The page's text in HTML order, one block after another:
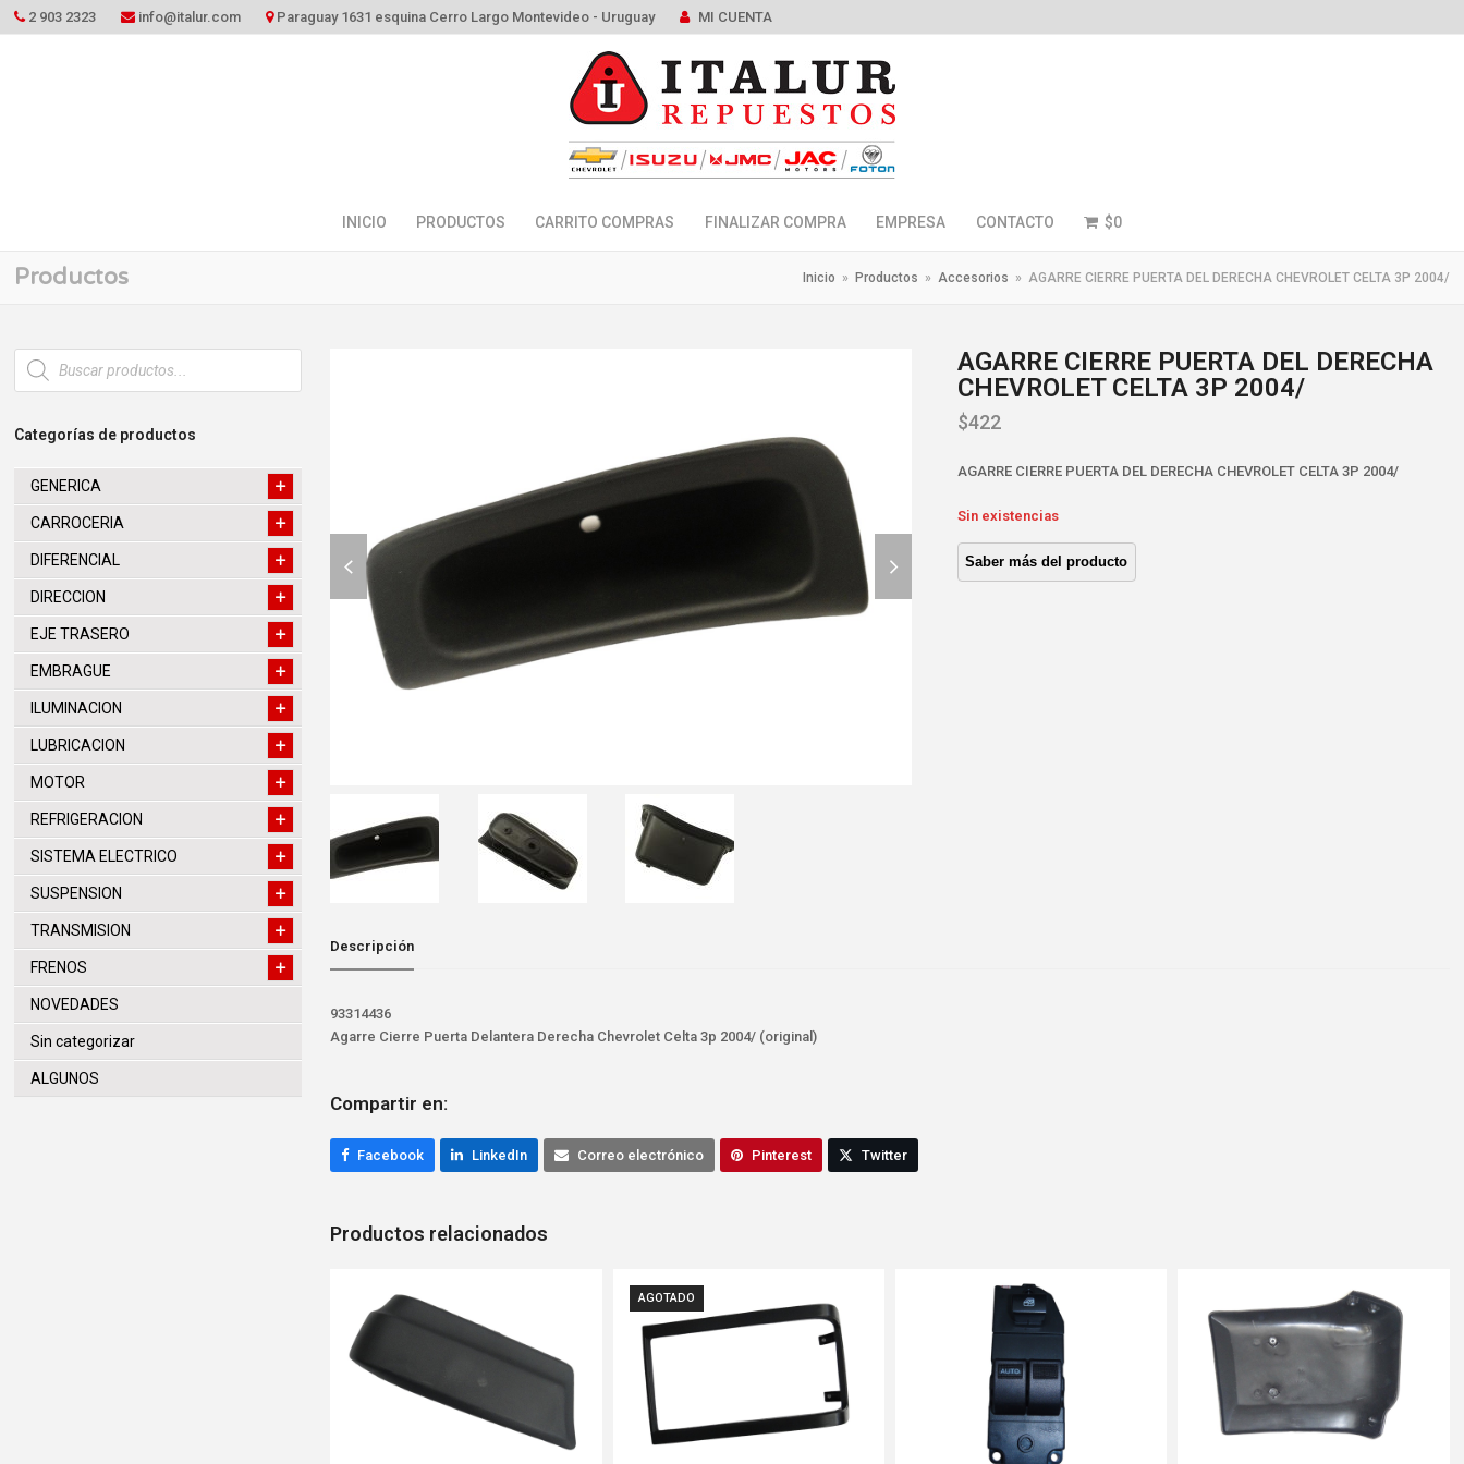
2 903 2323 info@italur.com Paraguay 1631 esquina Cerro Largo Montevideo - Uruguay MI CUENTA
INICIO PRODUCTOS CARRITO COMPRAS FINALIZAR COMPRA EMPRESA CONTACTO $0
Productos Inicio » Productos » Accesorios » AGARRE CIERRE PUERTA DEL DERECHA CHEVROLET CELTA 3P 2004/
previous
slide
slide
AGARRE CIERRE PUERTA DEL DERECHA
CHEVROLET CELTA 3P 2004/
$422
AGARRE CIERRE PUERTA DEL DERECHA CHEVROLET CELTA 3P 2004/
Sin existencias
Descripción
93314436
Agarre Cierre Puerta Delantera Derecha Chevrolet Celta 3p 2004/ (original)
Compartir en:
Facebook LinkedIn Correo electrónico Pinterest Twitter
Productos relacionados
AGOTADO
Búsqueda
de
productos
Categorías de productos
GENERICA
CARROCERIA
DIFERENCIAL
DIRECCION
EJE TRASERO
EMBRAGUE
ILUMINACION
LUBRICACION
MOTOR
REFRIGERACION
SISTEMA ELECTRICO
SUSPENSION
TRANSMISION
FRENOS
NOVEDADES
Sin categorizar
ALGUNOS